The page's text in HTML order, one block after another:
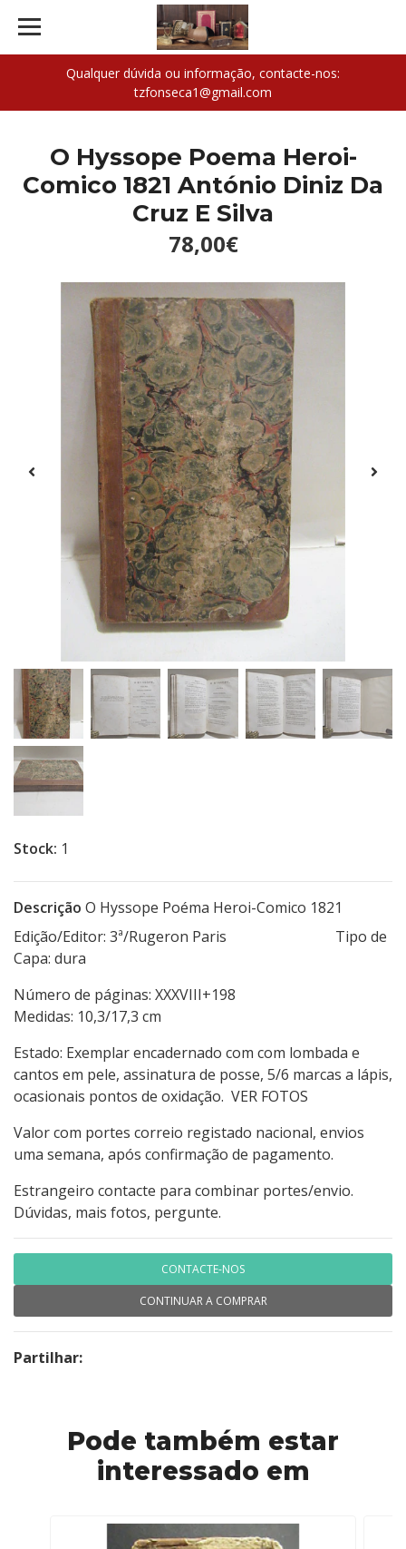
Qualquer dúvida ou informação, contacte-nos:
tzfonseca1@gmail.com
O Hyssope Poema Heroi-
Comico 1821 António Diniz Da
Cruz E Silva
78,00€
Stock: 1
Descrição O Hyssope Poéma Heroi-Comico 1821
Edição/Editor: 3ª/Rugeron Paris Tipo de
Capa: dura
Número de páginas: XXXVIII+198
Medidas: 10,3/17,3 cm
Estado: Exemplar encadernado com com lombada e
cantos em pele, assinatura de posse, 5/6 marcas a lápis,
ocasionais pontos de oxidação. VER FOTOS
Valor com portes correio registado nacional, envios
uma semana, após confirmação de pagamento.
Estrangeiro contacte para combinar portes/envio.
Dúvidas, mais fotos, pergunte.
CONTACTE-NOS
CONTINUAR A COMPRAR
Partilhar:
Pode também estar
interessado em